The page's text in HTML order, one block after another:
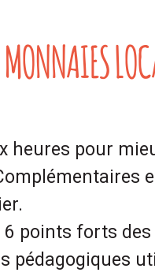
heures pour
points forts
pédagogiques